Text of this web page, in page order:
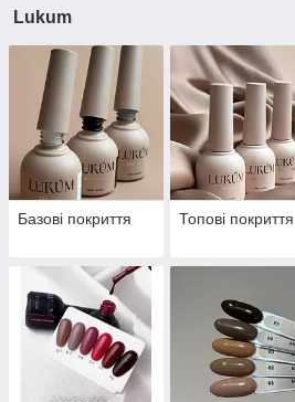
Lukum
Базові покриття Топові покриття